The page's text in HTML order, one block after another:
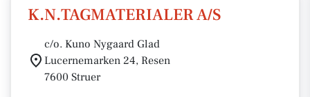
K.N.TAGMATERIALER A/S
c/o. Kuno Nygaard Glad
Lucernemarken 24, Resen
7600 Struer